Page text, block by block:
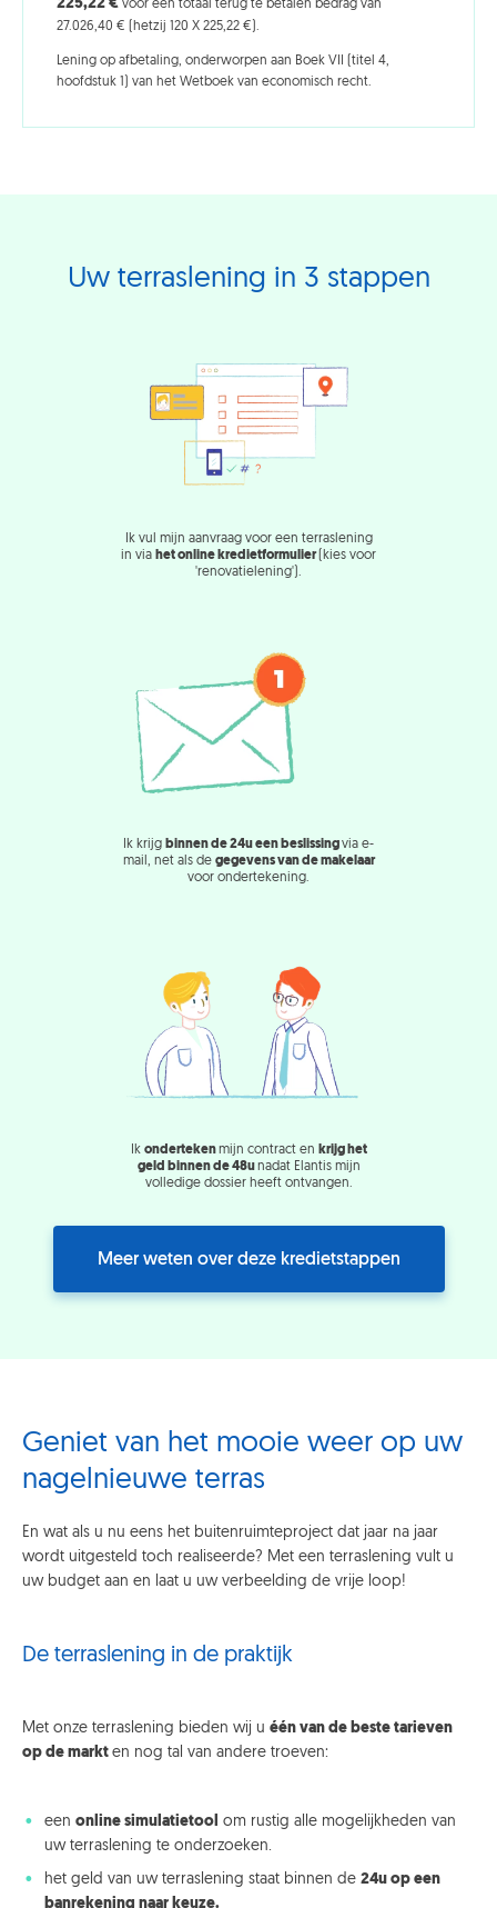
225,22 € voor een totaal terug te betalen bedrag van
27.026,40 € (hetzij 120 X 225,22 €).
Lening op afbetaling, onderworpen aan Boek VII (titel 4,
hoofdstuk 1) van het Wetboek van economisch recht.
Uw terraslening in 3 stappen
Ik vul mijn aanvraag voor een terraslening
in via het online kredietformulier (kies voor
'renovatielening').
Ik krijg binnen de 24u een beslissingvia e-
mail, net als de gegevens van de makelaar
voor ondertekening.
Ik ondertekenmijn contract en krijg het
geld binnen de 48unadat Elantis mijn
volledige dossier heeft ontvangen.
Meer weten over deze kredietstappen
Geniet van het mooie weer op uw
nagelnieuwe terras
En wat als u nu eens het buitenruimteproject dat jaar na jaar
wordt uitgesteld toch realiseerde? Met een terraslening vult u
uw budget aan en laat u uw verbeelding de vrije loop!
De terraslening in de praktijk
Met onze terraslening bieden wij u één van de beste tarieven
op de markt en nog tal van andere troeven:
een online simulatietool om rustig alle mogelijkheden van
uw terraslening te onderzoeken.
het geld van uw terraslening staat binnen de 24u op een
banrekening naar keuze.